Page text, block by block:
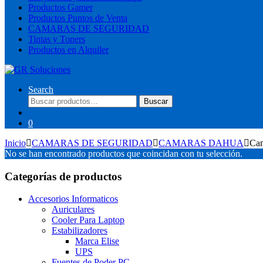
Productos Gamer
Productos Puntos de Venta
CAMARAS DE SEGURIDAD
Tintas y Toners
Productos en Alquiler
Search
Buscar
por:
Buscar
0
Inicio CAMARAS DE SEGURIDAD CAMARAS DAHUA
No se han encontrado productos que coincidan con tu selección.
Categorías de productos
Accesorios Informaticos
Auriculares
Cooler Para Laptop
Estabilizadores
Marca Elise
UPS